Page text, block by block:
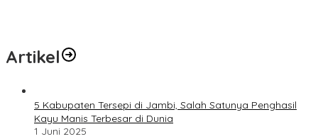
Artikel
5 Kabupaten Tersepi di Jambi, Salah Satunya Penghasil
Kayu Manis Terbesar di Dunia
1 Juni 2025